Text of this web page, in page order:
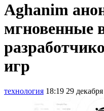
Aghanim
мгновенные
игр
технология 18:19 29